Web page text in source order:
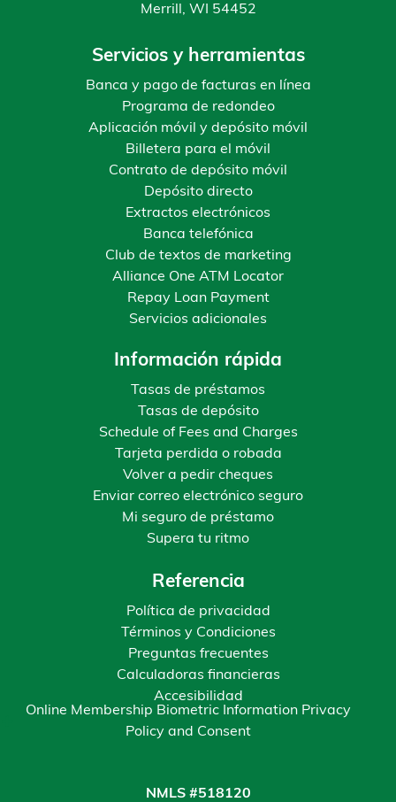
Merrill, WI 54452
Servicios y herramientas
Banca y pago de facturas en línea
Programa de redondeo
Aplicación móvil y depósito móvil
Billetera para el móvil
Contrato de depósito móvil
Depósito directo
Extractos electrónicos
Banca telefónica
Club de textos de marketing
Alliance One ATM Locator
Repay Loan Payment
Servicios adicionales
Información rápida
Tasas de préstamos
Tasas de depósito
Schedule of Fees and Charges
Tarjeta perdida o robada
Volver a pedir cheques
Enviar correo electrónico seguro
Mi seguro de préstamo
Supera tu ritmo
Referencia
Política de privacidad
Términos y Condiciones
Preguntas frecuentes
Calculadoras financieras
Accesibilidad
Online Membership Biometric Information Privacy
Policy and Consent
NMLS #518120